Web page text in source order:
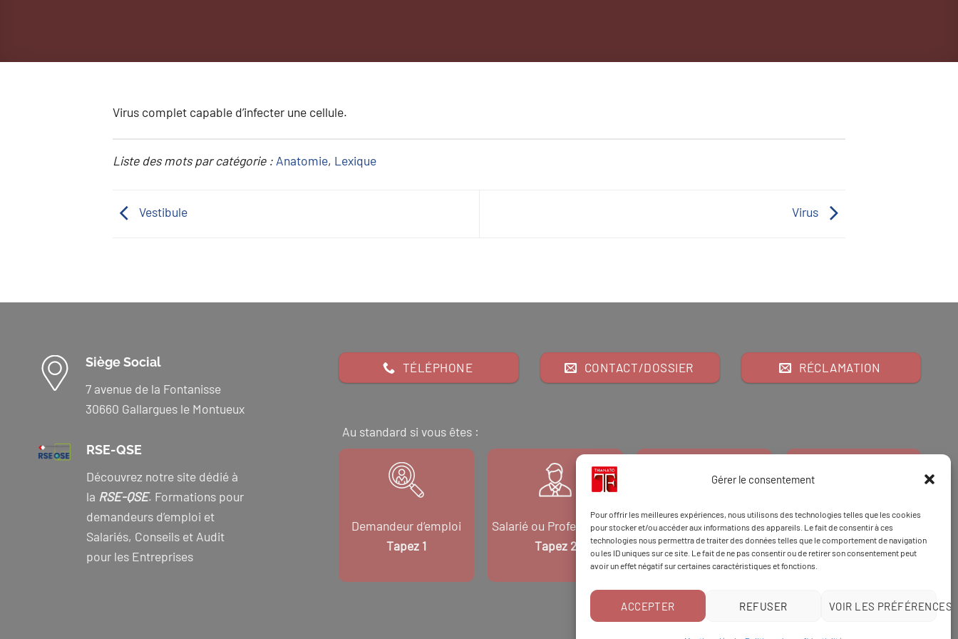
Gérer le consentement
Pour offrir les meilleures expériences, nous utilisons des technologies telles que les cookies
pour stocker et/ou accéder aux informations des appareils. Le fait de consentir à ces
technologies nous permettra de traiter des données telles que le comportement de navigation
ou les ID uniques sur ce site. Le fait de ne pas consentir ou de retirer son consentement peut
avoir un effet négatif sur certaines caractéristiques et fonctions.
ACCEPTER REFUSER VOIR LES PRÉFÉRENCES
Virus complet capable d’infecter une cellule.
Liste des mots par catégorie : Anatomie, Lexique
Vestibule Virus
Siège Social
7 avenue de la Fontanisse
30660 Gallargues le Montueux
RSE-QSE
Découvrez notre site dédié à
la RSE-QSE. Formations pour
demandeurs d’emploi et
Salariés, Conseils et Audit
pour les Entreprises
TÉLÉPHONE CONTACT/DOSSIER RÉCLAMATION
Au standard si vous êtes :
Demandeur d’emploi
Tapez 1
Salarié ou Professionnel
Tapez 2
Financeur
Tapez 3
EtTapez 98pour
une formation